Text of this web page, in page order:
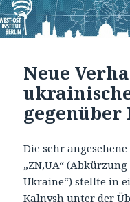
Neue
gegenüber
Die sehr
„ZN,UA“
Ukraine“) stellte in
Kalnysh unter der